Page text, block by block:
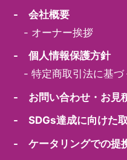
- 会社概要
- オーナー挨拶
- 個人情報保護方針
-特定商取引法に基づ
- お問い合わせ・お見
- SDGs達成に向けた
- ケータリングでの提